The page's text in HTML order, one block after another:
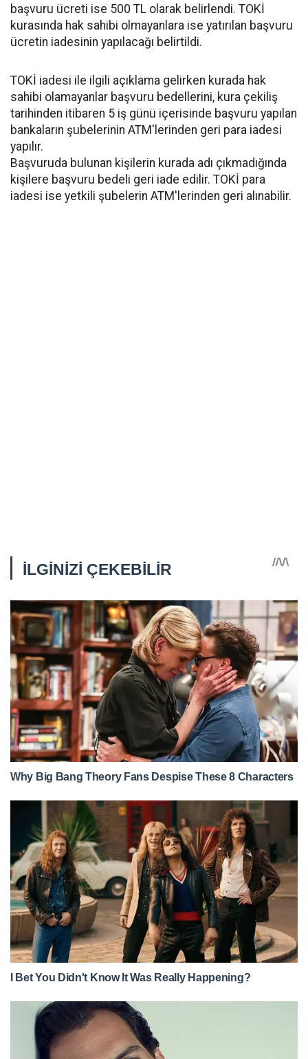
başvuru ücreti ise 500 TL olarak belirlendi. TOKİ
kurasında hak sahibi olmayanlara ise yatırılan başvuru
ücretin iadesinin yapılacağı belirtildi.
TOKİ iadesi ile ilgili açıklama gelirken kurada hak
sahibi olamayanlar başvuru bedellerini, kura çekiliş
tarihinden itibaren 5 iş günü içerisinde başvuru yapılan
bankaların şubelerinin ATM'lerinden geri para iadesi
yapılır.
Başvuruda bulunan kişilerin kurada adı çıkmadığında
kişilere başvuru bedeli geri iade edilir. TOKİ para
iadesi ise yetkili şubelerin ATM'lerinden geri alınabilir.